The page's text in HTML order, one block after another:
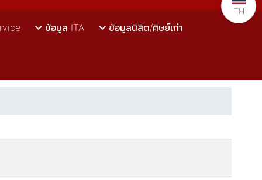
ข้อมูล ITA ข้อมูลนิสิต/ศิษย์เก่า
TH